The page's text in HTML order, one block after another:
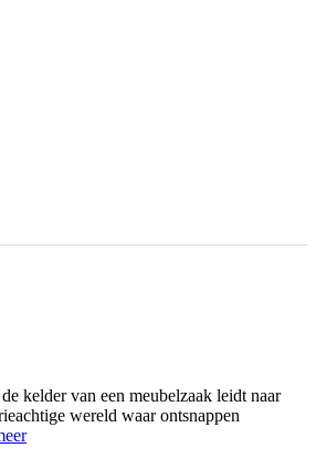
kelder van een meubelzaak leidt naar
wereld waar ontsnappen